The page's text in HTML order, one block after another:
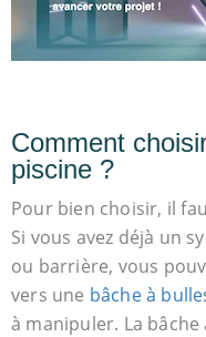
Comment
piscine ?
Pour bien choisir, il
Si vous avez déjà un
ou barrière, vous
vers une bâche à
à manipuler. La